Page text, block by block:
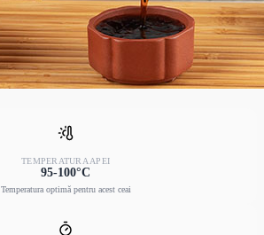
TEMPERATURA APEI
95-100°C
Temperatura optimă pentru acest ceai